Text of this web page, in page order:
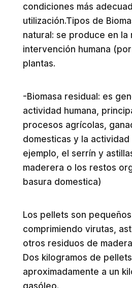
condiciones más
utilización.Tipos de
natural: se produce en la
intervención humana
plantas.
-Biomasa residual: es
actividad humana,
procesos agrícolas,
domesticas y la
ejemplo, el serrín y
maderera o los restos
basura domestica)
Los pellets son
comprimiendo virutas,
otros residuos de
Dos kilogramos de
aproximadamente a un
gasóleo.